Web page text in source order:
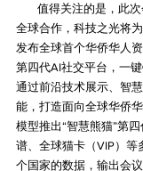
值得关注的是，此次
全球合作，科技之光将
发布全球首个华侨华人
第四代AI社交平台，一
通过前沿技术展示、智
能，打造面向全球华侨
模型推出“智慧熊猫”第
谱、全球猫卡（VIP）等
个国家的数据，输出会